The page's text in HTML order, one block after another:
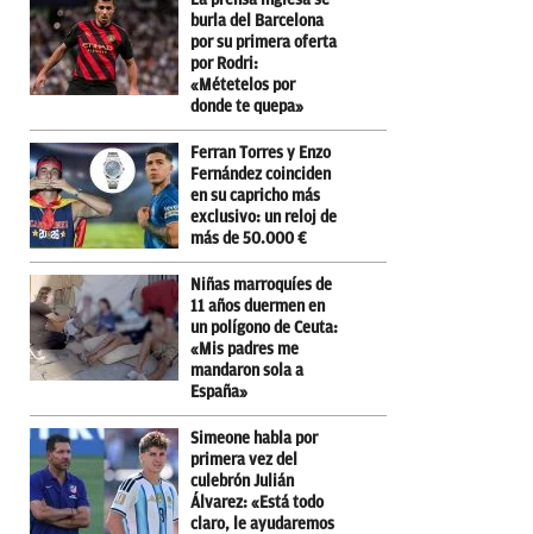
burla del Barcelona
por su primera oferta
por Rodri:
«Métetelos por
donde te quepa»
Ferran Torres y Enzo
Fernández coinciden
en su capricho más
exclusivo: un reloj de
más de 50.000 €
Niñas marroquíes de
11 años duermen en
un polígono de Ceuta:
«Mis padres me
mandaron sola a
España»
Simeone habla por
primera vez del
culebrón Julián
Álvarez: «Está todo
claro, le ayudaremos